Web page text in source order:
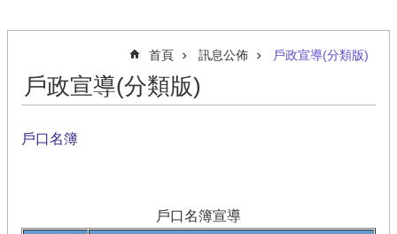
首頁 訊息公佈 戶政宣導(分類版)
戶政宣導(分類版)
戶口名簿
戶口名簿宣導